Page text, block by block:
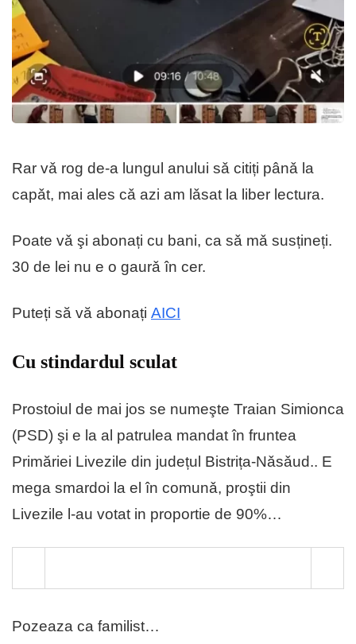
Rar vǎ rog de-a lungul anului sǎ citiți pânǎ la
capǎt, mai ales cǎ azi am lǎsat la liber lectura.
Poate vǎ şi abonați cu bani, ca sǎ mǎ susțineți.
30 de lei nu e o gaurǎ în cer.
Puteți să vă abonați AICI
Cu stindardul sculat
Prostoiul de mai jos se numeşte Traian Simionca
(PSD) şi e la al patrulea mandat în fruntea
Primăriei Livezile din județul Bistrița-Nǎsǎud.. E
mega smardoi la el în comunǎ, proştii din
Livezile l-au votat in proportie de 90%…
Pozeaza ca familist…